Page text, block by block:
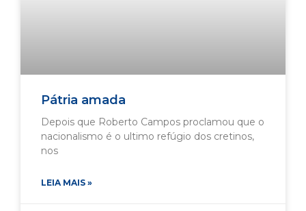
Pátria amada
Depois que Roberto Campos proclamou que o
nacionalismo é o ultimo refúgio dos cretinos,
nos
LEIA MAIS »